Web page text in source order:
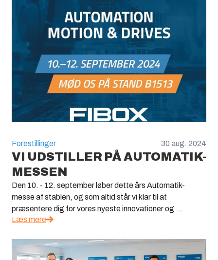
Forestillinger 30 aug. 2024
VI UDSTILLER PÅ AUTOMATIK-
MESSEN
Den 10. - 12. september løber dette års Automatik-
messe af stablen, og som altid står vi klar til at
præsentere dig for vores nyeste innovationer og ...
Læs mere